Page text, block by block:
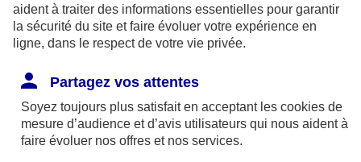
Découvrir vos services en
ligne
aident à traiter des informations essentielles pour garantir
la sécurité du site et faire évoluer votre expérience en
ligne, dans le respect de votre vie privée.
Partagez vos attentes
Soyez toujours plus satisfait en acceptant les cookies de
mesure d’audience et d’avis utilisateurs qui nous aident à
faire évoluer nos offres et nos services.